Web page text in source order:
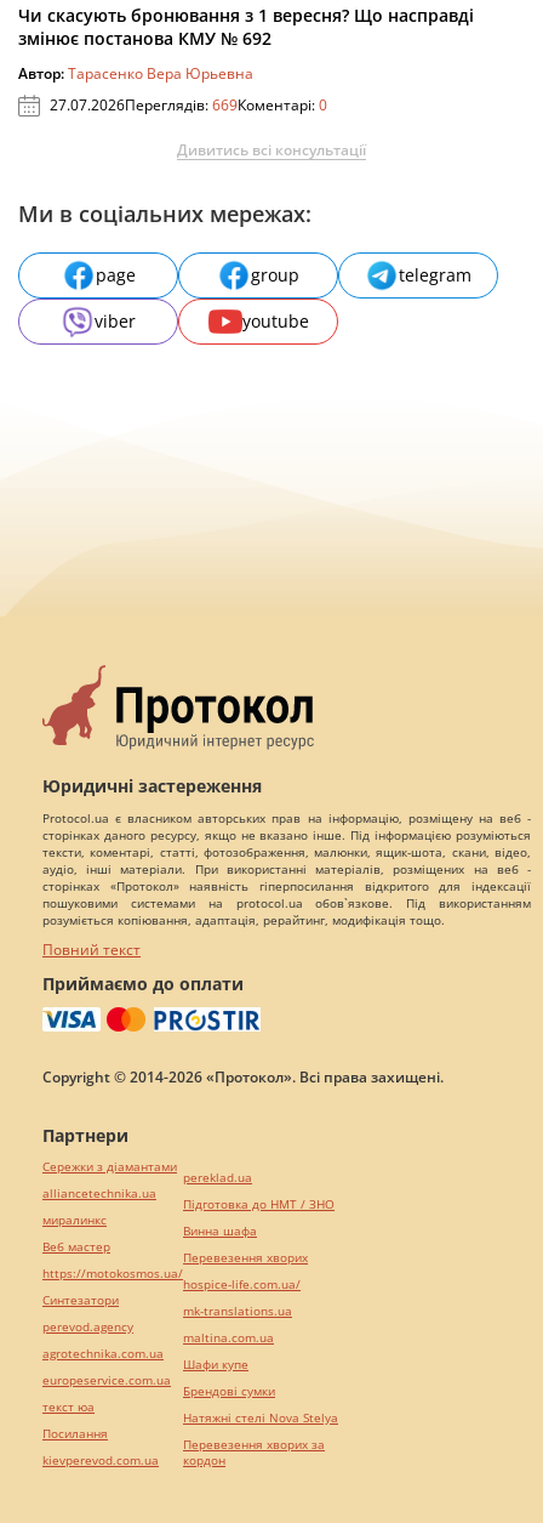
Чи скасують бронювання з 1 вересня? Що насправді
змінює постанова КМУ № 692
Автор:Тарасенко Вера Юрьевна
27.07.2026Переглядів:669Коментарі:0
Дивитись всі консультації
Ми в соціальних мережах:
page group
telegram
viber
youtube
Юридичні застереження
Protocol.ua є власником авторських прав на інформацію, розміщену на веб -
сторінках даного ресурсу, якщо не вказано інше. Під інформацією розуміються
тексти, коментарі, статті, фотозображення, малюнки, ящик-шота, скани, відео,
аудіо, інші матеріали. При використанні матеріалів, розміщених на веб -
сторінках «Протокол» наявність гіперпосилання відкритого для індексації
пошуковими системами на protocol.ua обов`язкове. Під використанням
розуміється копіювання, адаптація, рерайтинг, модифікація тощо.
Повний текст
Приймаємо до оплати
Copyright © 2014-2026 «Протокол». Всі права захищені.
Партнери
Сережки з діамантами
alliancetechnika.ua
миралинкс
Веб мастер
https://motokosmos.ua/
Синтезатори
perevod.agency
agrotechnika.com.ua
europeservice.com.ua
текст юа
Посилання
kievperevod.com.ua
pereklad.ua
Підготовка до НМТ / ЗНО
Винна шафа
Перевезення хворих
hospice-life.com.ua/
mk-translations.ua
maltina.com.ua
Шафи купе
Брендові сумки
Натяжні стелі Nova Stelya
Перевезення хворих за
кордон